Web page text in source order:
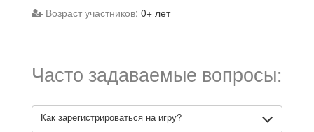
Возраст участников: 0+ лет
Часто задаваемые вопросы:
Как зарегистрироваться на игру?